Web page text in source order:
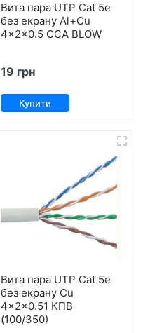
Вита пара UTP Cat 5е
без екрану Al+Сu
4x2x0.5 ССА BLOW
19 грн
Купити
Вита пара UTP Cat 5е
без екрану Cu
4x2x0.51 КПВ
(100/350)